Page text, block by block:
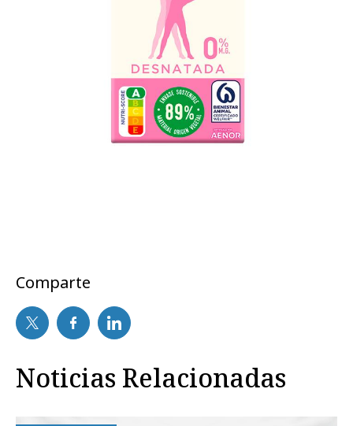
Comparte
Noticias Relacionadas